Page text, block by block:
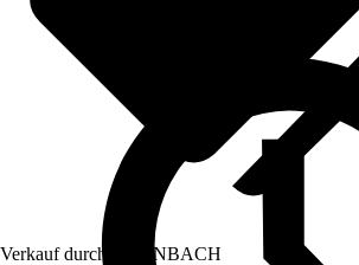
Verkauf durch: HORNBACH